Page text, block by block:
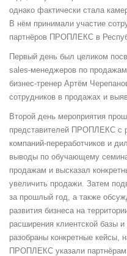
однако фактически стала
В нём принимали участие
партнёров ПРОПЛЕКС в
Первый день был целиком
sales-менеджеров по
бизнес-тренер Артём
сотрудников в продажах и
Второй день мероприятия
представителей ПРОПЛЕКС с
компаний-переработчиков и
выводы по обучающему
продажам и высказал
увеличить продажи. Затем
за прошлый год, а также
развития бизнеса на
расширения клиентской базы
разобраны конкретные кейсы,
ПРОПЛЕКС указали